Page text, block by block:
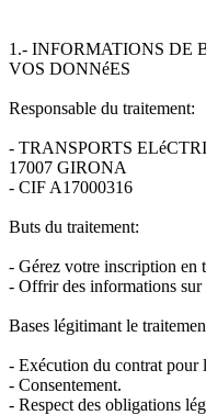
1.- INFORMATIONS DE
VOS DONNéES
Responsable du traitement:
- TRANSPORTS
17007 GIRONA
- CIF A17000316
Buts du traitement:
- Gérez votre inscription en
- Offrir des informations sur
Bases légitimant le
- Exécution du contrat pour
- Consentement.
- Respect des obligations